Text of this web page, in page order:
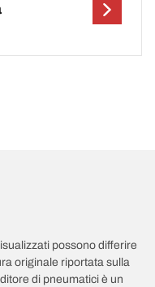
possono differire
originale riportata sulla
di pneumatici è un